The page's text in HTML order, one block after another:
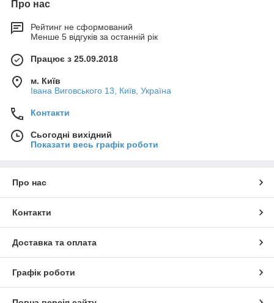
Про нас
Рейтинг не сформований
Менше 5 відгуків за останній рік
Працює з 25.09.2018
м. Київ
Івана Виговського 13, Київ, Україна
Контакти
Сьогодні вихідний
Показати весь графік роботи
Про нас
Контакти
Доставка та оплата
Графік роботи